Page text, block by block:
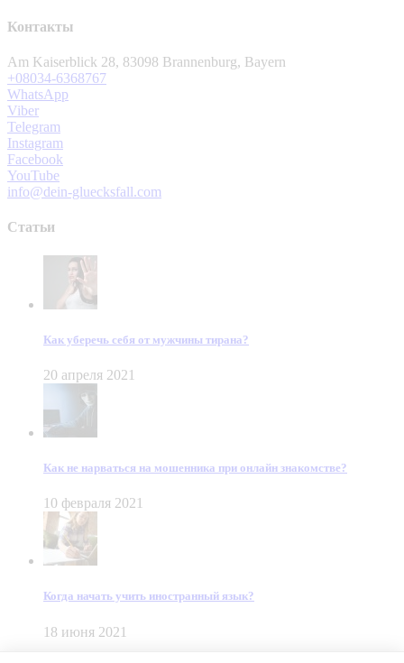
Контакты
Am Kaiserblick 28, 83098 Brannenburg, Bayern
+08034-6368767
WhatsApp
Viber
Telegram
Instagram
Facebook
YouTube
info@dein-gluecksfall.com
Статьи
Как уберечь себя от мужчины тирана?
20 апреля 2021
Как не нарваться на мошенника при онлайн знакомстве?
10 февраля 2021
Когда начать учить иностранный язык?
18 июня 2021